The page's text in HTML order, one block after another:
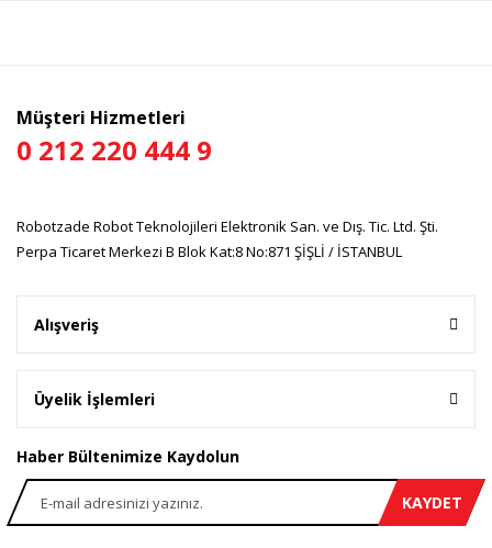
Müşteri Hizmetleri
0 212 220 444 9
Robotzade Robot Teknolojileri Elektronik San. ve Dış. Tic. Ltd. Şti.
Perpa Ticaret Merkezi B Blok Kat:8 No:871 ŞİŞLİ / İSTANBUL
Alışveriş
Üyelik İşlemleri
Haber Bültenimize Kaydolun
KAYDET